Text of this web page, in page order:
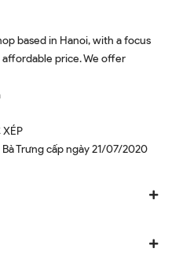
based in Hanoi, with a focus
price. We offer
Trưng cấp ngày 21/07/2020